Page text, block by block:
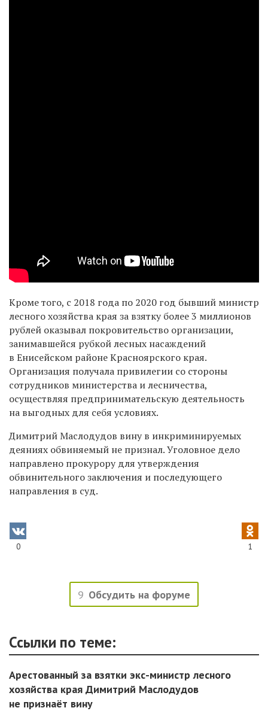
Кроме того, с 2018 года по 2020 год бывший министр
лесного хозяйства края за взятку более 3 миллионов
рублей оказывал покровительство организации,
занимавшейся рубкой лесных насаждений
в Енисейском районе Красноярского края.
Организация получала привилегии со стороны
сотрудников министерства и лесничества,
осуществляя предпринимательскую деятельность
на выгодных для себя условиях.
Димитрий Маслодудов вину в инкриминируемых
деяниях обвиняемый не признал. Уголовное дело
направлено прокурору для утверждения
обвинительного заключения и последующего
направления в суд.
0 1
9 Обсудить на форуме
Ссылки по теме:
Арестованный за взятки экс-министр лесного
хозяйства края Димитрий Маслодудов
не признаёт вину